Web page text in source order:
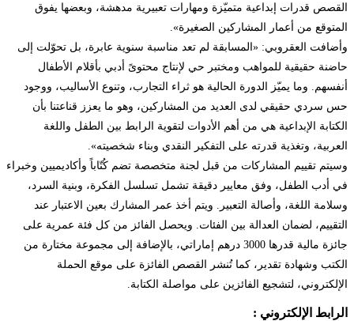
قدرات إبداعية متميّزة ومهارات تعبيرية مدهشة، وبعضها يفوق
من أعمار المشاركين الصغيرة».
العقروبي: «المسابقة لم تعد مناسبة سنوية عابرة، بل تحوّلت إلى
حقيقية للمواهب ومختبر حي لإنتاج محتوىً أدبي بأقلام الأطفال
وما يميّز الدورة الحالية هو ثراء التجارب، وتنوع الأساليب، ووجود
سردي حقيقي لدى العديد من المشاركين، وهو ما يعزز قناعتنا بأن
الإبداعية هي من أهم الأدوات لتقوية الرابط بين الطفل واللغة
وتغذية قدرته على التفكير النقدي وبناء شخصيته».
تقييم المشاركات من قبل لجنة متخصصة تضم كُتّاباً وأكاديميين وخبراء
أدب الطفل، وفق معايير دقيقة تشمل تسلسل الفكرة، وبنية السرد،
اللغة، وأصالة التعبير. ويتم أخذ عمر المشارك بعين الاعتبار عند
لضمان العدالة بين الفئات. ويحصل الفائز من كل فئة عمرية على
جائزة مالية قدرها 3000 درهم إماراتي، بالإضافة إلى مجموعة مختارة من
وشهادة تقدير، كما تُنشر القصص الفائزة على موقع الحملة
لتشجيع الفائزين على مواصلة الكتابة.
الإلكتروني :